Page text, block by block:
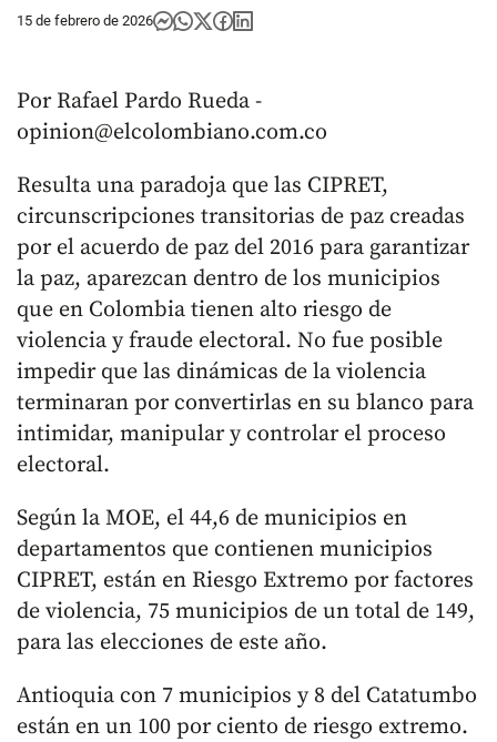
15 de febrero de 2026
Por Rafael Pardo Rueda -
opinion@elcolombiano.com.co
Resulta una paradoja que las CIPRET,
circunscripciones transitorias de paz creadas
por el acuerdo de paz del 2016 para garantizar
la paz, aparezcan dentro de los municipios
que en Colombia tienen alto riesgo de
violencia y fraude electoral. No fue posible
impedir que las dinámicas de la violencia
terminaran por convertirlas en su blanco para
intimidar, manipular y controlar el proceso
electoral.
Según la MOE, el 44,6 de municipios en
departamentos que contienen municipios
CIPRET, están en Riesgo Extremo por factores
de violencia, 75 municipios de un total de 149,
para las elecciones de este año.
Antioquia con 7 municipios y 8 del Catatumbo
están en un 100 por ciento de riesgo extremo.